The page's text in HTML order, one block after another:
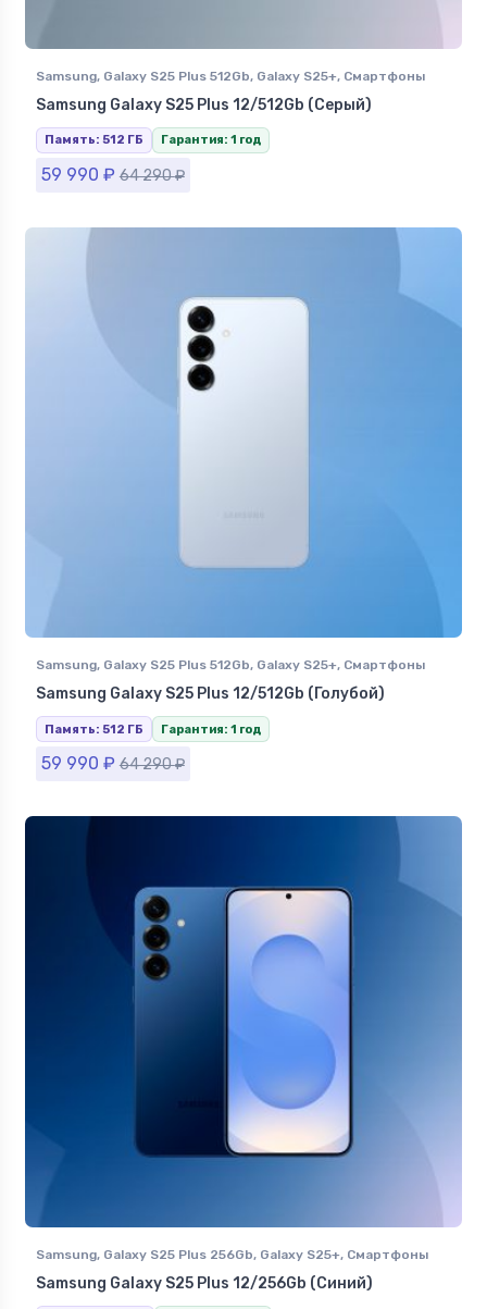
Samsung, Galaxy S25 Plus 512Gb, Galaxy S25+, Смартфоны
Samsung в Ставрополе
Samsung Galaxy S25 Plus 12/512Gb (Серый)
Память: 512 ГБ Гарантия: 1 год
59 990 ₽ 64 290₽
Samsung, Galaxy S25 Plus 512Gb, Galaxy S25+, Смартфоны
Samsung в Ставрополе
Samsung Galaxy S25 Plus 12/512Gb (Голубой)
Память: 512 ГБ Гарантия: 1 год
59 990 ₽ 64 290₽
Samsung, Galaxy S25 Plus 256Gb, Galaxy S25+, Смартфоны
Samsung в Ставрополе
Samsung Galaxy S25 Plus 12/256Gb (Синий)